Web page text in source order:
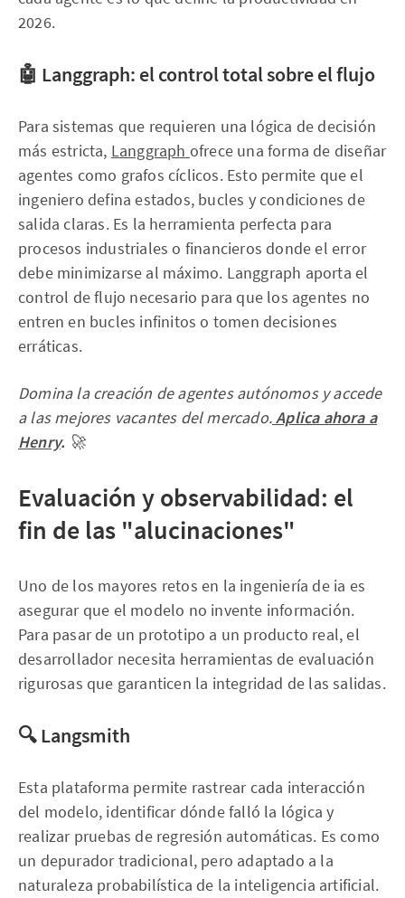
2026.
🤖 Langgraph: el control total sobre el flujo
Para sistemas que requieren una lógica de decisión
más estricta, Langgraph ofrece una forma de diseñar
agentes como grafos cíclicos. Esto permite que el
ingeniero defina estados, bucles y condiciones de
salida claras. Es la herramienta perfecta para
procesos industriales o financieros donde el error
debe minimizarse al máximo. Langgraph aporta el
control de flujo necesario para que los agentes no
entren en bucles infinitos o tomen decisiones
erráticas.
Domina la creación de agentes autónomos y accede
a las mejores vacantes del mercado.Aplica ahora a
Henry. 🚀
Evaluación y observabilidad: el
fin de las "alucinaciones"
Uno de los mayores retos en la ingeniería de ia es
asegurar que el modelo no invente información.
Para pasar de un prototipo a un producto real, el
desarrollador necesita herramientas de evaluación
rigurosas que garanticen la integridad de las salidas.
🔍 Langsmith
Esta plataforma permite rastrear cada interacción
del modelo, identificar dónde falló la lógica y
realizar pruebas de regresión automáticas. Es como
un depurador tradicional, pero adaptado a la
naturaleza probabilística de la inteligencia artificial.